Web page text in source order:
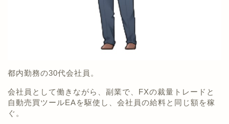
都内勤務の30代会社員。
会社員として働きながら、副業で、FXの裁量トレードと
自動売買ツールEAを駆使し、会社員の給料と同じ額を稼
ぐ。